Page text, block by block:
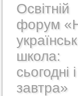
Освітній
форум
школа:
сьогодні і
завтра»